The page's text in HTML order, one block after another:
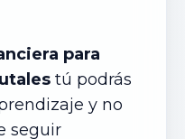
para
tú podrás
y no
seguir